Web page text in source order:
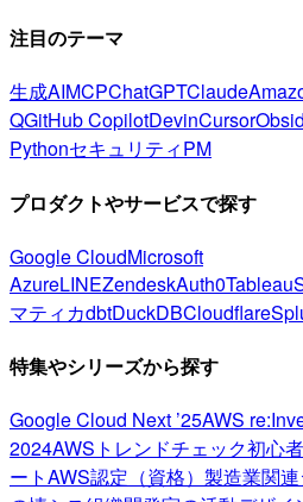
注目のテーマ
生成AIMCPChatGPTClaude
QGitHub CopilotDevinCursor
PythonセキュリティPM
プロダクトやサービスで探す
Google CloudMicrosoft
AzureLINEZendeskAuth0Tableau
マティカdbtDuckDBCloudflare
特集やシリーズから探す
Google Cloud Next ’25AWS
2024AWSトレンドチェック初心
ートAWS認定（資格） 製造業関連